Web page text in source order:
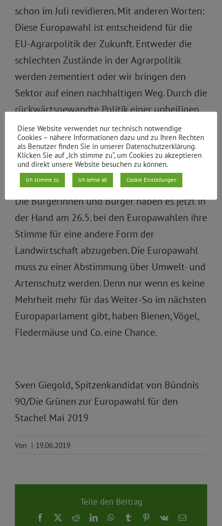
schon im Juli revidieren. Mit anderen Worten:
Diese Europawahl ist entscheidend für die
EU-Agrarpolitik der Zukunft. Entweder die
schlechten Zustände in der Agrarpolitik
werden zementiert oder wir bringen den
Sektor auf einen nachhaltigen Weg. Durch die
rückwärtsgewandte Politik einer unheiligen
Allianz von Christdemokraten,
Sozialdemokraten und Liberalen, würde das
Artensterben, ungehemmter Pestizideinsatz,
Tierleid und Umweltzerstörung weitergehen.
Die Bürgerinnen und Bürger haben es jetzt in
der Hand am 26.5. bei den Europawahlen ihre
Stimme für eine andere Form der
Landwirtschaft abzugeben. Die Europawahl
muss zu einer Abstimmung über Umwelt- und
Artenschutz werden. Denn nur wenn es keine
Mehrheit mehr für das Weiter-So im nächsten
Europaparlament gibt, haben Bienen, Vögel,
Fledermäuse und Co. eine Chance.
Sven Giegold, Spitzenkandidat von Bündnis
90/Die Grünen zur Europawahl für den
Stachel Mai 2019
Von | 19.06.2019
Teile den Beitrag
Facebook
X RedditLinkedInWhatsApp
TumblrPinterest
Vk
E-
Diese Website verwendet nur technisch notwendige
Cookies – nähere Informationen dazu und zu Ihren Rechten
als Benutzer finden Sie in unserer Datenschutzerklärung.
Klicken Sie auf „Ich stimme zu“, um Cookies zu akzeptieren
und direkt unsere Website besuchen zu können.
Ich stimme zu Ich lehne ab Cookie Einstellungen